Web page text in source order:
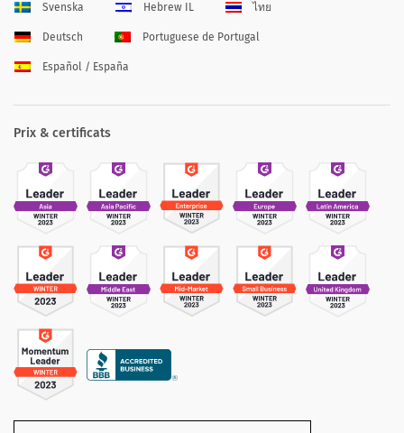
Svenska Hebrew IL ไทย
Deutsch Portuguese de Portugal
Español / España
Prix & certificats